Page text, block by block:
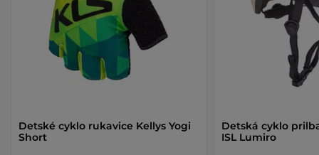
Detské cyklo rukavice Kellys Yogi
Short
Detská cyklo
ISL Lumiro